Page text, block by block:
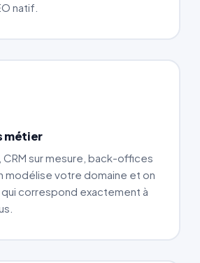
natif.
métier
CRM sur mesure, back-offices
modélise votre domaine et on
correspond exactement à